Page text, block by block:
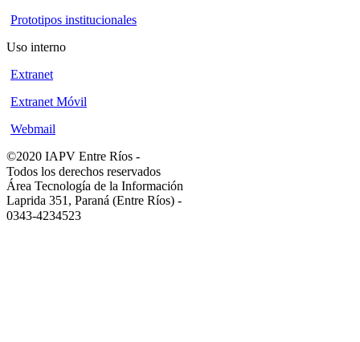
Prototipos institucionales
Uso interno
Extranet
Extranet Móvil
Webmail
©2020 IAPV Entre Ríos -
Todos los derechos reservados
Área Tecnología de la Información
Laprida 351, Paraná (Entre Ríos) -
0343-4234523